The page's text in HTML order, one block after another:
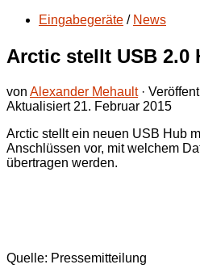
Eingabegeräte / News
Arctic stellt USB 2.0
von Alexander Mehault ·
Aktualisiert 21. Februar 2015
Arctic stellt ein neuen USB Hub
Anschlüssen vor, mit welchem
übertragen werden.
Quelle: Pressemitteilung